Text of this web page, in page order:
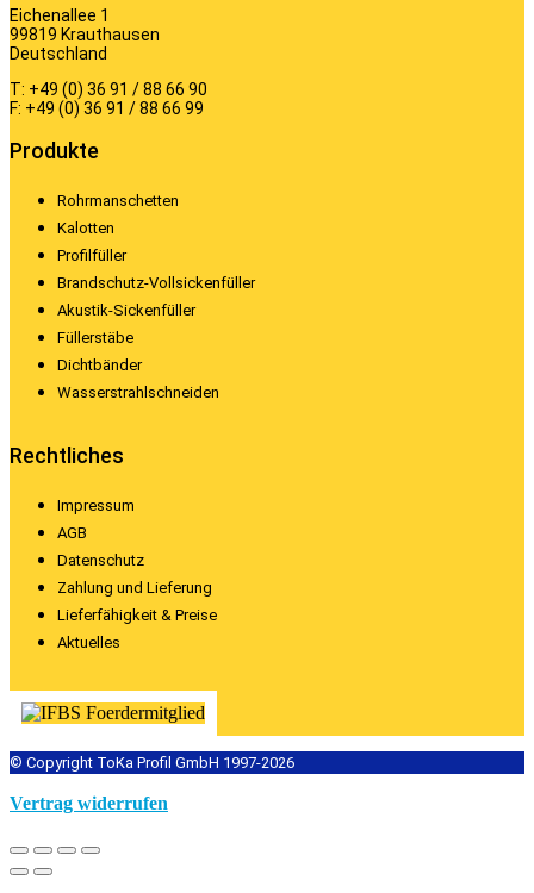
Eichenallee 1
99819 Krauthausen
Deutschland
T: +49 (0) 36 91 / 88 66 90
F: +49 (0) 36 91 / 88 66 99
Produkte
Rohrmanschetten
Kalotten
Profilfüller
Brandschutz-Vollsickenfüller
Akustik-Sickenfüller
Füllerstäbe
Dichtbänder
Wasserstrahlschneiden
Rechtliches
Impressum
AGB
Datenschutz
Zahlung und Lieferung
Lieferfähigkeit & Preise
Aktuelles
© Copyright ToKa Profil GmbH 1997-2026
Vertrag widerrufen